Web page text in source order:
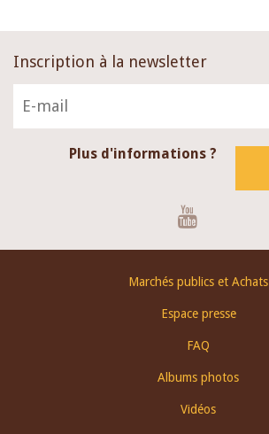
Inscription à la newsletter
Plus d'informations ?
Marchés publics et Achats
Espace presse
FAQ
Albums photos
Vidéos